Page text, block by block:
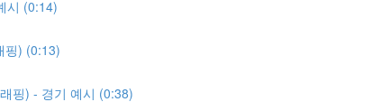
시 (0:14)
핑) (0:13)
핑) - 경기 예시 (0:38)